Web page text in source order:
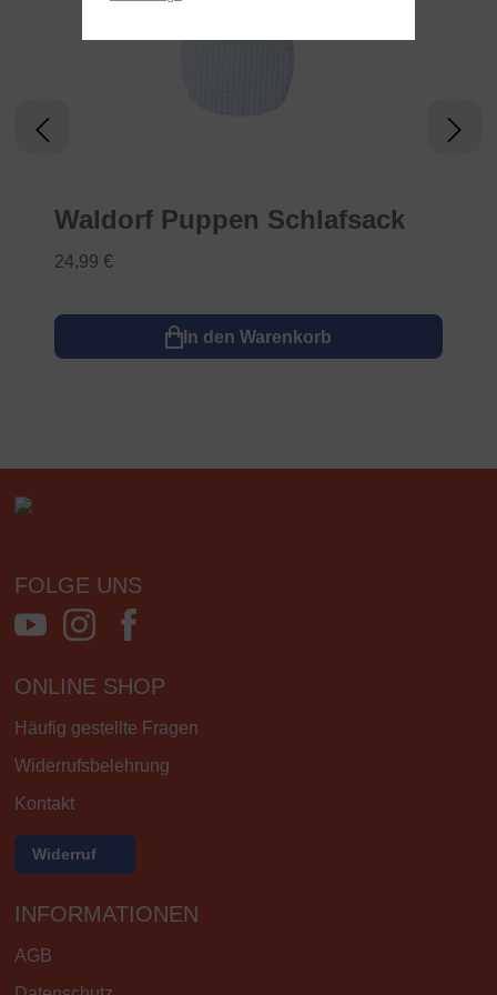
Waldorf Puppen Schlafsack
24,99 €
In den Warenkorb
FOLGE UNS
ONLINE SHOP
Häufig gestellte Fragen
Widerrufsbelehrung
Kontakt
Widerruf
INFORMATIONEN
AGB